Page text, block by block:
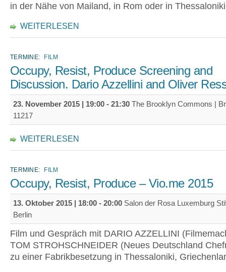
in der Nähe von Mailand, in Rom oder in
WEITERLESEN
TERMINE: FILM
Occupy, Resist, Produce Screening and
Discussion. Dario Azzellini and Oliver
23. November 2015 | 19:00 - 21:30 The Brooklyn Commons |
11217
WEITERLESEN
TERMINE: FILM
Occupy, Resist, Produce – Vio.me 2015
13. Oktober 2015 | 18:00 - 20:00 Salon der Rosa Luxemburg
Berlin
Film und Gespräch mit DARIO AZZELLINI
TOM STROHSCHNEIDER (Neues Deutschland
zu einer Fabrikbesetzung in Thessaloniki,